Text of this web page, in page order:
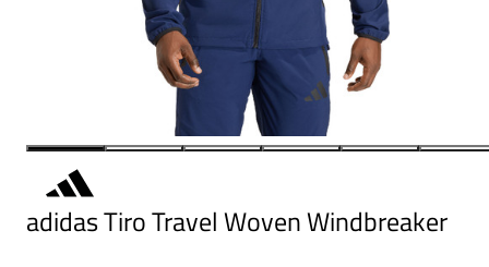
adidas Tiro Travel Woven Windbreaker